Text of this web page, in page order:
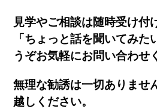
見学やご相談は随時受け付
「ちょっと話を聞いてみた
うぞお気軽にお問い合わせ
無理な勧誘は一切ありませ
越しください。